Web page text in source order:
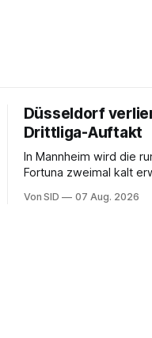
Düsseldorf
Drittliga-Auftakt
In Mannheim wird die
Fortuna zweimal kalt
Anfangsphase sorgt für
Von SID 07 Aug. 2026